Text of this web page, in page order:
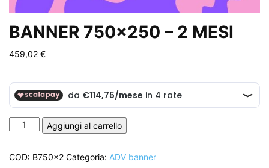
BANNER 750×250 – 2 MESI
459,02 €
BANNER
750x250
2
Aggiungi al carrello
COD: B750x2 Categoria: ADV banner